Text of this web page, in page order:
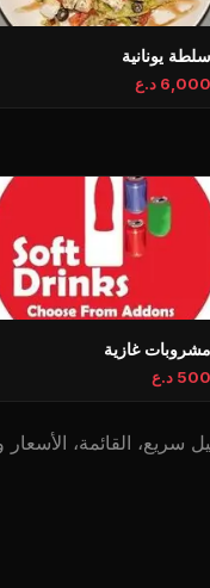
سلطة يونانية
6,000 د.ع
مشروبات غازية
500 د.ع
القائمة، الأسعار